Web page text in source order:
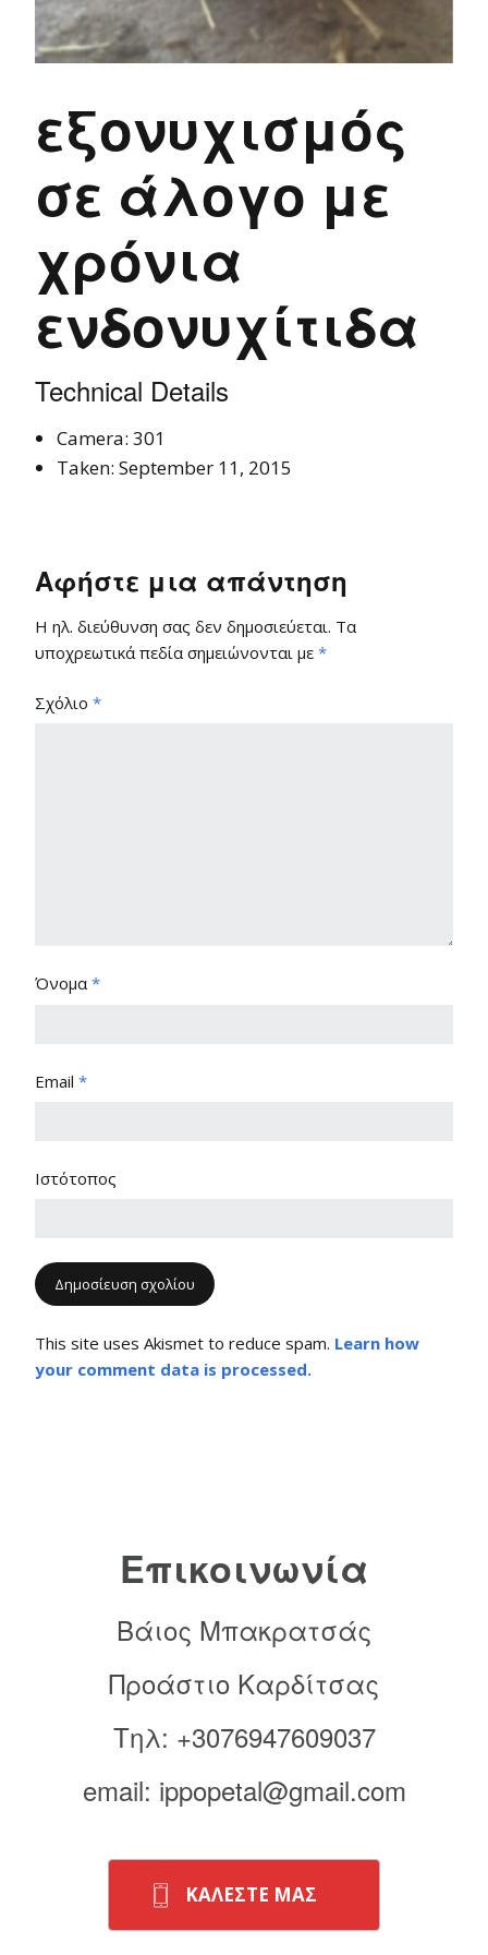
εξονυχισμός
σε άλογο με
χρόνια
ενδονυχίτιδα
Technical Details
Camera: 301
Taken: September 11, 2015
Αφήστε μια απάντηση
Η ηλ. διεύθυνση σας δεν δημοσιεύεται. Τα
υποχρεωτικά πεδία σημειώνονται με *
Σχόλιο *
Όνομα*
Email *
Ιστότοπος
This site uses Akismet to reduce spam. Learn how
your comment data is processed.
Επικοινωνία
Βάιος Μπακρατσάς
Προάστιο Καρδίτσας
Τηλ: +3076947609037
email: ippopetal@gmail.com
ΚΑΛΕΣΤΕ ΜΑΣ